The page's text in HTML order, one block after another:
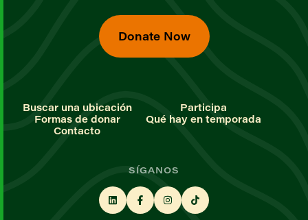
Donate Now
Buscar una ubicación
Participa
Formas de donar
Qué hay en temporada
Contacto
SÍGANOS